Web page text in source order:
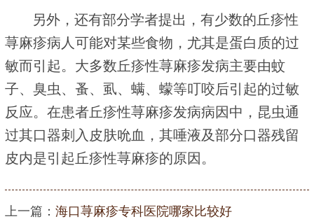
另外，还有部分学者提出，有少数的丘疹性
荨麻疹病人可能对某些食物，尤其是蛋白质的过
敏而引起。大多数丘疹性荨麻疹发病主要由蚊
子、臭虫、蚤、虱、螨、蠓等叮咬后引起的过敏
反应。在患者丘疹性荨麻疹发病病因中，昆虫通
过其口器刺入皮肤吮血，其唾液及部分口器残留
皮内是引起丘疹性荨麻疹的原因。
上一篇： 海口荨麻疹专科医院哪家比较好